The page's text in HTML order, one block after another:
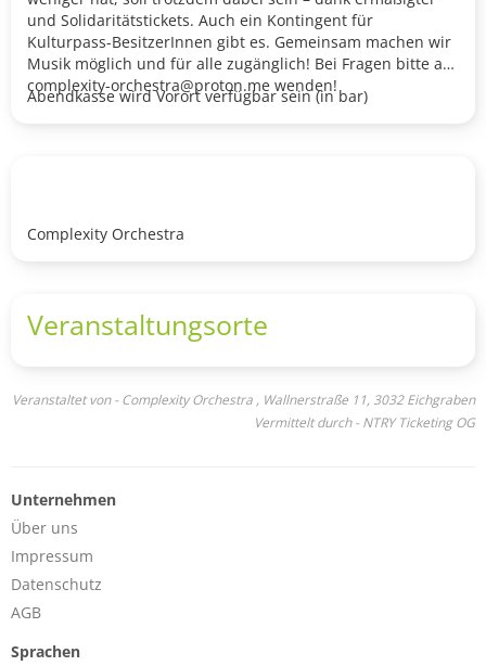
und Solidaritätstickets. Auch ein Kontingent für
Kulturpass-BesitzerInnen gibt es. Gemeinsam machen wir
Musik möglich und für alle zugänglich! Bei Fragen bitte an
complexity-orchestra@proton.me wenden!
Abendkasse wird Vorort verfügbar sein (in bar)
Complexity Orchestra
Veranstaltungsorte
Veranstaltet von - Complexity Orchestra , Wallnerstraße 11, 3032 Eichgraben
Vermittelt durch - NTRY Ticketing OG
Unternehmen
Über uns
Impressum
Datenschutz
AGB
Sprachen